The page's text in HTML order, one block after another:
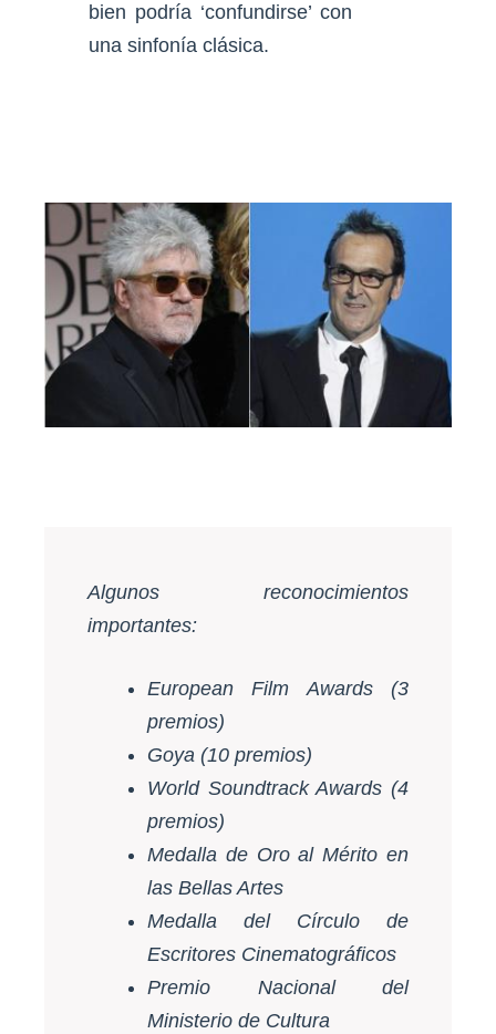
bien podría ‘confundirse’ con
una sinfonía clásica.
Algunos reconocimientos
importantes:
European Film Awards (3
premios)
Goya (10 premios)
World Soundtrack Awards (4
premios)
Medalla de Oro al Mérito en
las Bellas Artes
Medalla del Círculo de
Escritores Cinematográficos
Premio Nacional del
Ministerio de Cultura